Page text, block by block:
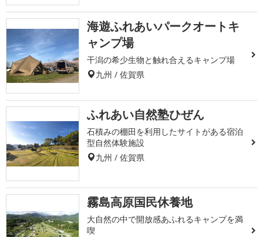
海遊ふれあいパークオートキ
ャンプ場
干潟の希少生物と触れ合えるキャンプ場
九州 / 佐賀県
ふれあい自然塾ひぜん
石積みの棚田を利用したサイトがある宿泊
型自然体験施設
九州 / 佐賀県
霧島高原国民休養地
大自然の中で開放感あふれるキャンプを満
喫